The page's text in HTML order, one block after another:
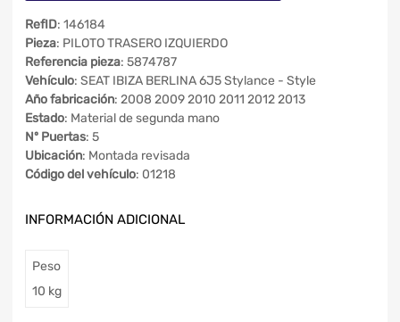
RefID: 146184
Pieza: PILOTO TRASERO IZQUIERDO
Referencia pieza: 5874787
Vehículo: SEAT IBIZA BERLINA 6J5 Stylance - Style
Año fabricación: 2008 2009 2010 2011 2012 2013
Estado: Material de segunda mano
Nº Puertas: 5
Ubicación: Montada revisada
Código del vehículo: 01218
INFORMACIÓN ADICIONAL
Peso
10 kg